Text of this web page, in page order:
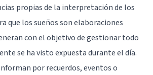
propias de la interpretación de los
que los sueños son elaboraciones
con el objetivo de gestionar todo
se ha visto expuesta durante el día.
por recuerdos, eventos o